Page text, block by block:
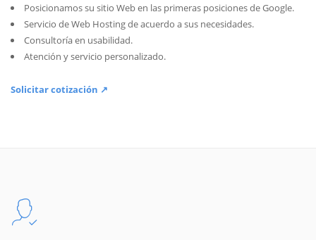
Posicionamos su sitio Web en las primeras posiciones de Google.
Servicio de Web Hosting de acuerdo a sus necesidades.
Consultoría en usabilidad.
Atención y servicio personalizado.
Solicitar cotización ↗